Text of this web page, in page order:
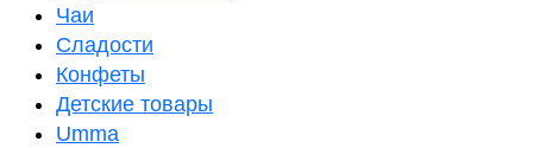
Чаи
Сладости
Конфеты
Детские товары
Umma